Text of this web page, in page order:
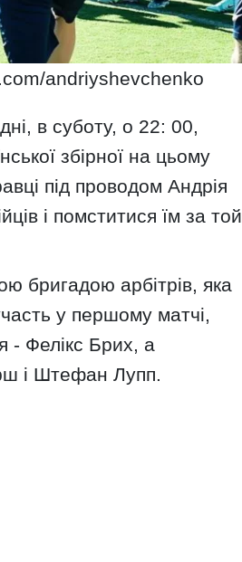
andriyshevchenko
в суботу, о 22: 00,
збірної на цьому
під проводом Андрія
і помститися їм за той
бригадою арбітрів, яка
у першому матчі,
- Фелікс Брих, а
і Штефан Лупп.